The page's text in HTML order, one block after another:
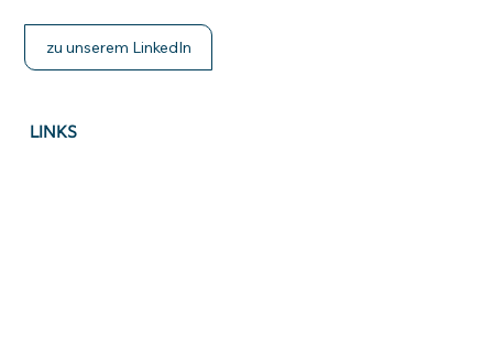
zu unserem LinkedIn
LINKS